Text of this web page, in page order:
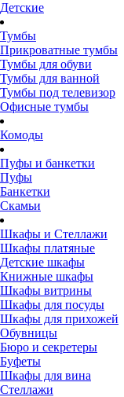
Детские
Тумбы
Прикроватные тумбы
Тумбы для обуви
Тумбы для ванной
Тумбы под телевизор
Офисные тумбы
Комоды
Пуфы и банкетки
Пуфы
Банкетки
Скамьи
Шкафы и Стеллажи
Шкафы платяные
Детские шкафы
Книжные шкафы
Шкафы витрины
Шкафы для посуды
Шкафы для прихожей
Обувницы
Бюро и секретеры
Буфеты
Шкафы для вина
Стеллажи